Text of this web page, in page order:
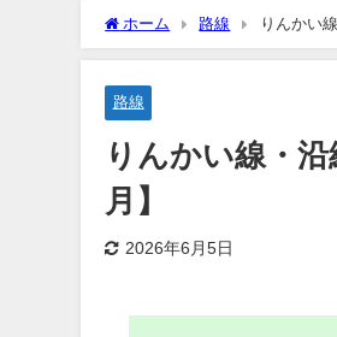
ホーム 路線 りんかい
路線
りんかい線・
月】
2026年6月5日